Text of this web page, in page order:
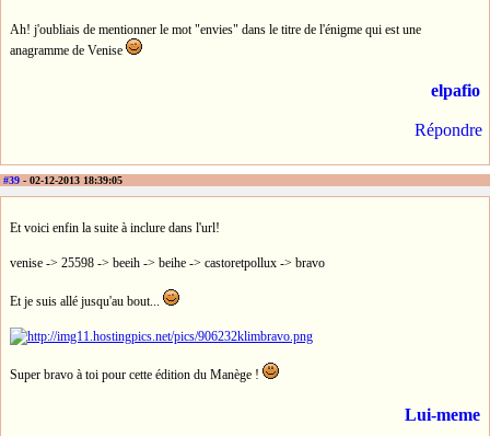
Ah! j'oubliais de mentionner le mot "envies" dans le titre de l'énigme qui est une
anagramme de Venise
elpafio
Répondre
#39 - 02-12-2013 18:39:05
Et voici enfin la suite à inclure dans l'url!
venise -> 25598 -> beeih -> beihe -> castoretpollux -> bravo
Et je suis allé jusqu'au bout...
Super bravo à toi pour cette édition du Manège !
Lui-meme